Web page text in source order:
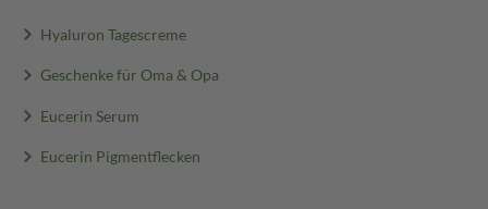
Hyaluron Tagescreme
Geschenke für Oma & Opa
Eucerin Serum
Eucerin Pigmentflecken